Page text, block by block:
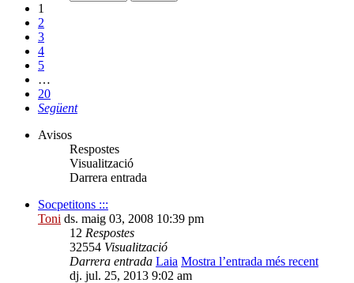
1
2
3
4
5
…
20
Següent
Avisos
Respostes
Visualització
Darrera entrada
Socpetitons :::
Toni ds. maig 03, 2008 10:39 pm
12 Respostes
32554 Visualització
Darrera entrada Laia Mostra l’entrada més recent
dj. jul. 25, 2013 9:02 am